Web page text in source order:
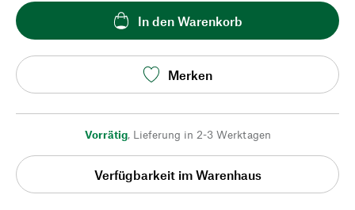
In den Warenkorb
Merken
Vorrätig, Lieferung in 2-3 Werktagen
Verfügbarkeit im Warenhaus